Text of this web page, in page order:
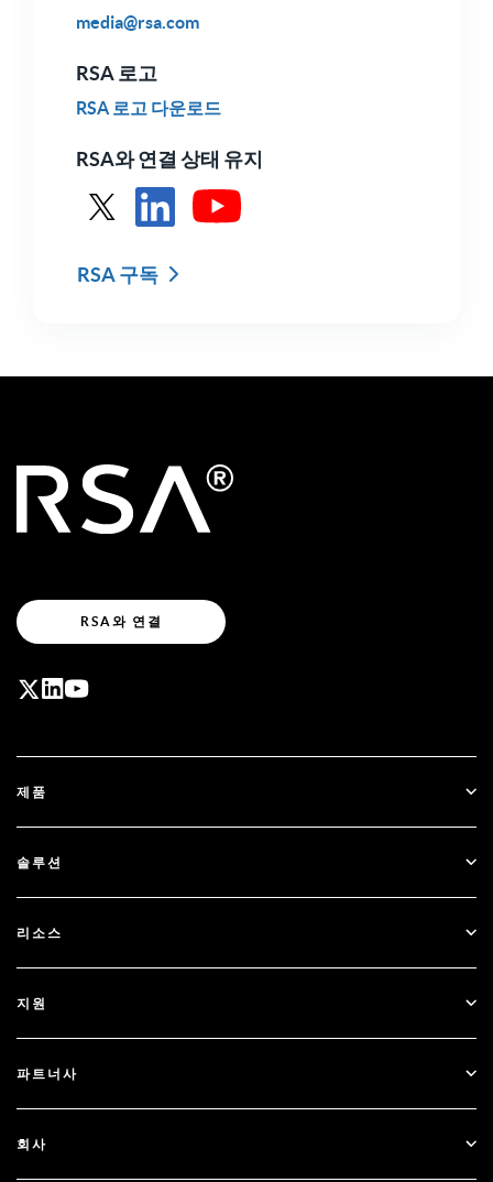
media@rsa.com
RSA 로고
RSA 로고 다운로드
RSA와 연결 상태 유지
RSA 구독
RSA와 연결
제품
SecurID
솔루션
다단계 인증
금융 서비스
리소스
블로그
문서
지원
고객 지원
파트너사
파트너 되기
회사